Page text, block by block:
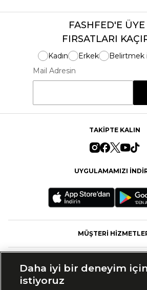
FASHFED'E
FIRSATLARI
Kadın Erkek
Belirtmek
Mail Adresin
TAKİPTE KALIN
UYGULAMAMIZI
MÜŞTERİ
Daha iyi bir deneyim
istiyoruz